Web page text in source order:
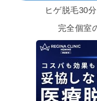
ヒゲ脱毛30
完全個室